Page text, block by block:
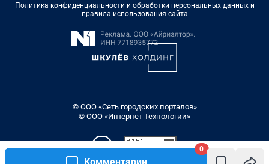
0
Политика конфиденциальности и обработки персональных данных и
правила использования сайта
© ООО «Сеть городских порталов»
© ООО «Интернет Технологии»